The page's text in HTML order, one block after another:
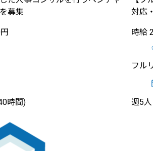
募集
時間)
対応
時給
フル
週5人